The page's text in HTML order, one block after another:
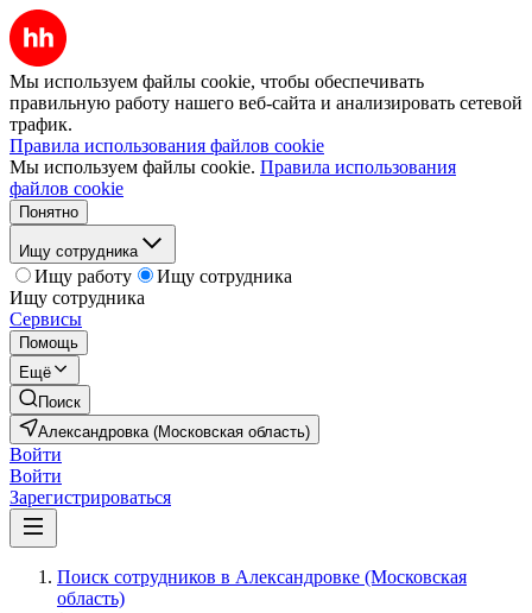
Мы используем файлы cookie, чтобы обеспечивать
правильную работу нашего веб-сайта и анализировать сетевой
трафик.
Правила использования файлов cookie
Мы используем файлы cookie. Правила использования
файлов cookie
Понятно
Ищу сотрудника
Ищу работу
Ищу сотрудника
Ищу сотрудника
Сервисы
Помощь
Ещё
Поиск
Александровка (Московская область)
Войти
Войти
Зарегистрироваться
Поиск сотрудников в Александровке (Московская
область)